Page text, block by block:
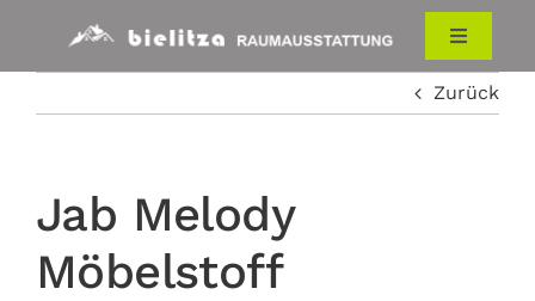
springen
Toggle
ÜBER UNS
Zurück
Jab Melody
Möbelstoff